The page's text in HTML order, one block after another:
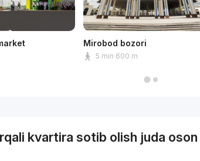
Mirobod bozori
5 min 600 m
kvartira sotib olish juda oson